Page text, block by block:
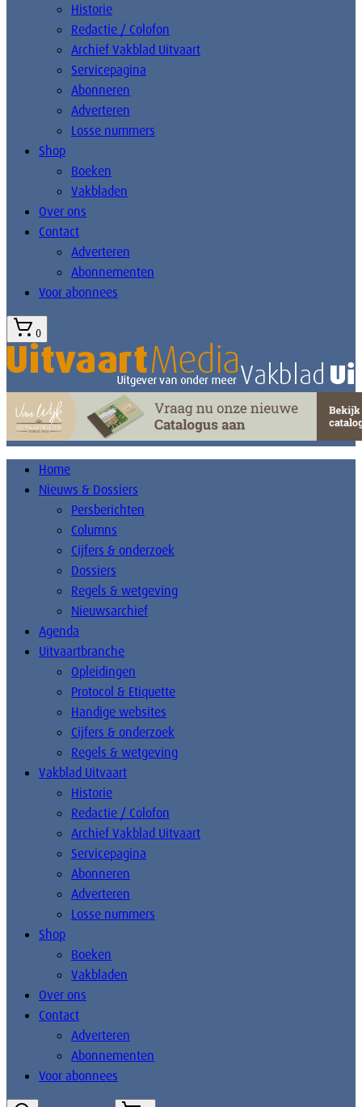
Historie
Redactie / Colofon
Archief Vakblad Uitvaart
Servicepagina
Abonneren
Adverteren
Losse nummers
Shop
Boeken
Vakbladen
Over ons
Contact
Adverteren
Abonnementen
Voor abonnees
0
Home
Nieuws & Dossiers
Persberichten
Columns
Cijfers & onderzoek
Dossiers
Regels & wetgeving
Nieuwsarchief
Agenda
Uitvaartbranche
Opleidingen
Protocol & Etiquette
Handige websites
Cijfers & onderzoek
Regels & wetgeving
Vakblad Uitvaart
Historie
Redactie / Colofon
Archief Vakblad Uitvaart
Servicepagina
Abonneren
Adverteren
Losse nummers
Shop
Boeken
Vakbladen
Over ons
Contact
Adverteren
Abonnementen
Voor abonnees